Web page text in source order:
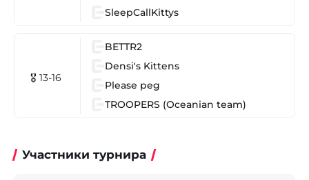
SleepCallKittys
🎖 13-16
BETTR2
Densi's Kittens
Please peg
TROOPERS (Oceanian team)
Участники турнира